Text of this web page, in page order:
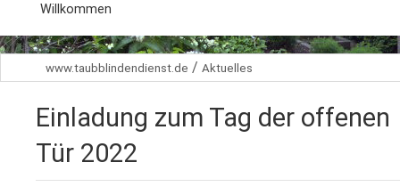
Willkommen
Aktuelles
Arbeitsbereiche
www.taubblindendienst.de / Aktuelles
Einladung zum Tag der offenen
Tür 2022